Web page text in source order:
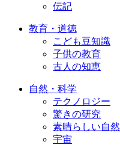
伝記
教育・道徳
こども豆知識
子供の教育
古人の知恵
自然・科学
テクノロジー
驚きの研究
素晴らしい自然
宇宙